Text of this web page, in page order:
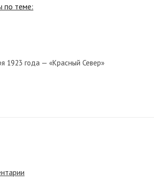
по теме:
1923 года — «Красный Север»
года — «Красный Север»